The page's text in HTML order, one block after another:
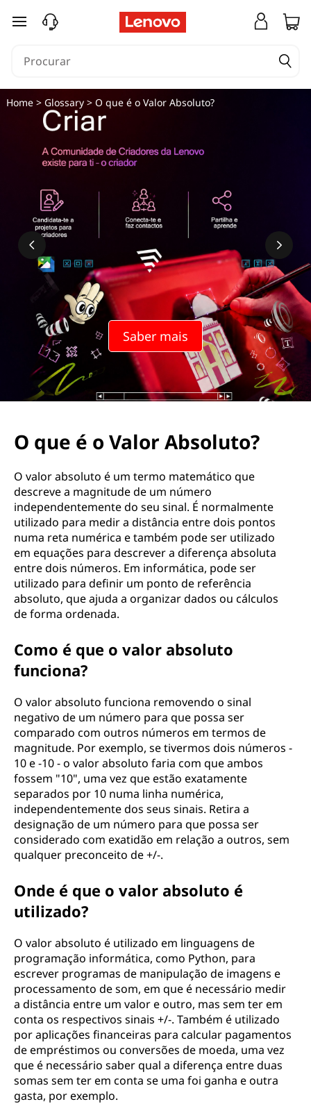
saltar para o conteúdo principal
Saber mais
Home> Glossary> O que é o Valor Absoluto?
O que é o Valor Absoluto?
O valor absoluto é um termo matemático que
descreve a magnitude de um número
independentemente do seu sinal. É normalmente
utilizado para medir a distância entre dois pontos
numa reta numérica e também pode ser utilizado
em equações para descrever a diferença absoluta
entre dois números. Em informática, pode ser
utilizado para definir um ponto de referência
absoluto, que ajuda a organizar dados ou cálculos
de forma ordenada.
Como é que o valor absoluto
funciona?
O valor absoluto funciona removendo o sinal
negativo de um número para que possa ser
comparado com outros números em termos de
magnitude. Por exemplo, se tivermos dois números -
10 e -10 - o valor absoluto faria com que ambos
fossem "10", uma vez que estão exatamente
separados por 10 numa linha numérica,
independentemente dos seus sinais. Retira a
designação de um número para que possa ser
considerado com exatidão em relação a outros, sem
qualquer preconceito de +/-.
Onde é que o valor absoluto é
utilizado?
O valor absoluto é utilizado em linguagens de
programação informática, como Python, para
escrever programas de manipulação de imagens e
processamento de som, em que é necessário medir
a distância entre um valor e outro, mas sem ter em
conta os respectivos sinais +/-. Também é utilizado
por aplicações financeiras para calcular pagamentos
de empréstimos ou conversões de moeda, uma vez
que é necessário saber qual a diferença entre duas
somas sem ter em conta se uma foi ganha e outra
gasta, por exemplo.